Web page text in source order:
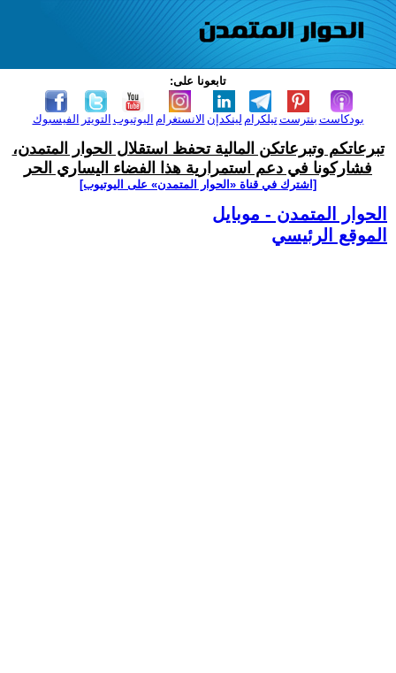
تابعونا على:
الفيسبوك التويتر اليوتيوب الانستغرام لينكدإن تيلكرامبنترست بودكاست
تبرعاتكم وتبرعاتكن المالية تحفظ استقلال الحوار المتمدن،
فشاركونا في دعم استمرارية هذا الفضاء اليساري الحر
[اشترك في قناة ‫«الحوار المتمدن» على اليوتيوب]
الحوار المتمدن - موبايل
الموقع الرئيسي